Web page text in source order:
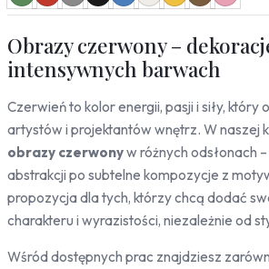
Przyprawy
Pojazdy
Samochody
Sport
Zwierzęta
Konie
Koty
Jelenie
Ptaki
Obrazy czerwony –
intensywnych barwach
Czerwień to kolor energii, pasji i siły, który
artystów i projektantów wnętrz. W naszej
obrazy czerwonyw różnych odsłonach
abstrakcji po subtelne kompozycje z
propozycja dla tych, którzy chcą dodać
charakteru i wyrazistości, niezależnie od
Wśród dostępnych prac znajdziesz